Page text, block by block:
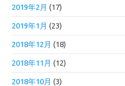
2019年2月 (17)
2019年1月 (23)
2018年12月 (18)
2018年11月 (12)
2018年10月 (3)